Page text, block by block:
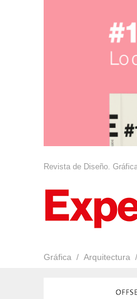
Revista de Diseño.
Gráfica Arquitectura